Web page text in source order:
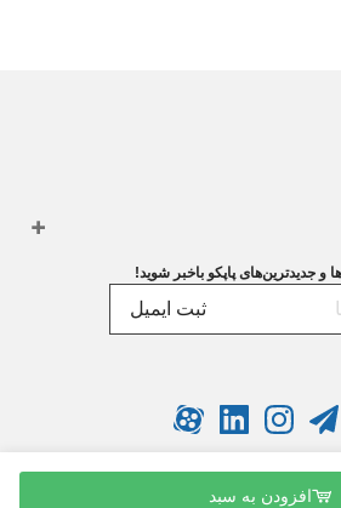
افزودن به سبد
و جدیدترین‌های پاپکو باخبر شوید!
ثبت ایمیل